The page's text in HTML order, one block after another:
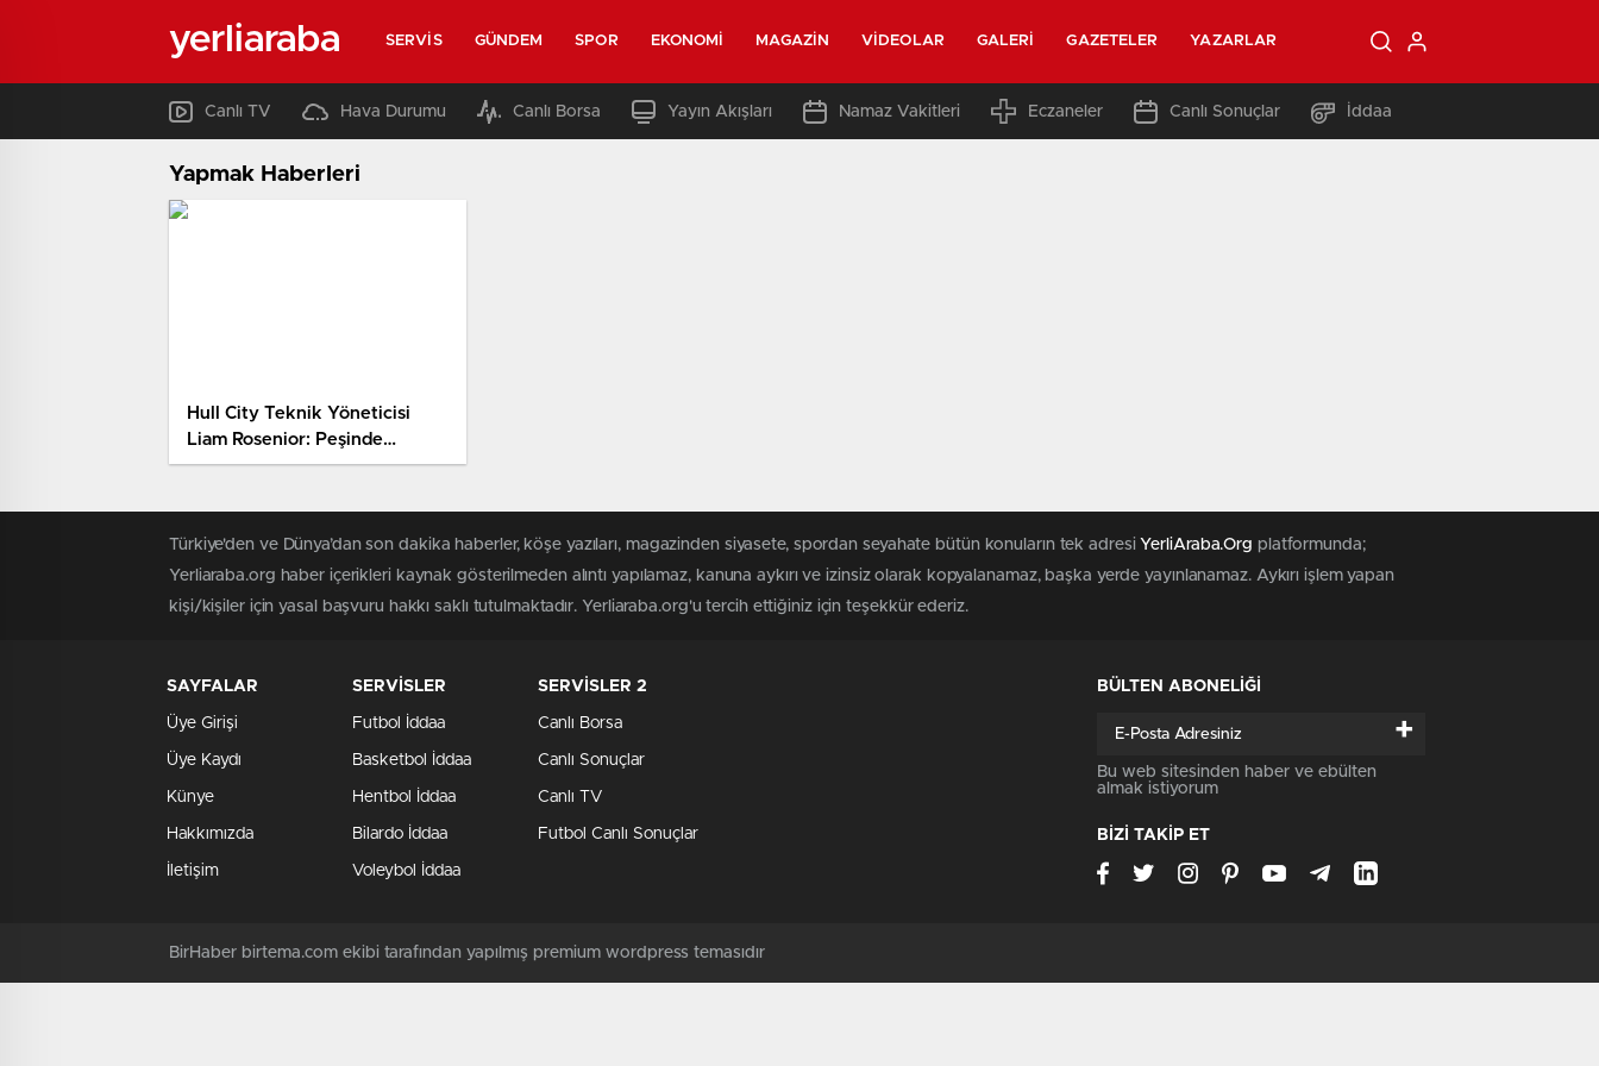
yerliaraba SERVIS GÜNDEM SPOR EKONOMI MAGAZIN VIDEOLAR GALERI GAZETELER YAZARLAR
Canlı TV Hava Durumu Canlı Borsa Yayın Akışları Namaz Vakitleri Eczaneler Canlı Sonuçlar İddaa
Yapmak Haberleri
Hull City Teknik Yöneticisi
Liam Rosenior: Peşinde
olduğumuz oyuncular var
Türkiye'den ve Dünya’dan son dakika haberler, köşe yazıları, magazinden siyasete, spordan seyahate bütün konuların tek adresi YerliAraba.Org platformunda;
Yerliaraba.org haber içerikleri kaynak gösterilmeden alıntı yapılamaz, kanuna aykırı ve izinsiz olarak kopyalanamaz, başka yerde yayınlanamaz. Aykırı işlem yapan
kişi/kişiler için yasal başvuru hakkı saklı tutulmaktadır. Yerliaraba.org'u tercih ettiğiniz için teşekkür ederiz.
SAYFALAR
Üye Girişi
Üye Kaydı
Künye
Hakkımızda
İletişim
SERVİSLER
Futbol İddaa
Basketbol İddaa
Hentbol İddaa
Bilardo İddaa
Voleybol İddaa
SERVİSLER 2
Canlı Borsa
Canlı Sonuçlar
Canlı TV
Futbol Canlı Sonuçlar
BÜLTEN ABONELİĞİ
+
Bu web sitesinden haber ve ebülten
almak istiyorum
BİZİ TAKİP ET
BirHaber birtema.com ekibi tarafından yapılmış premium wordpress temasıdır